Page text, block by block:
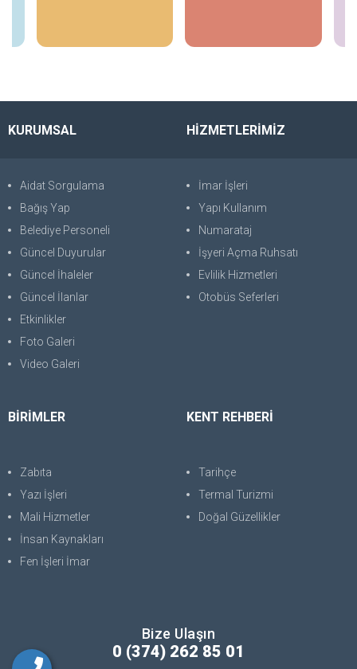
KURUMSAL
Aidat Sorgulama
Bağış Yap
Belediye Personeli
Güncel Duyurular
Güncel İhaleler
Güncel İlanlar
Etkinlikler
Foto Galeri
Video Galeri
HİZMETLERİMİZ
İmar İşleri
Yapı Kullanım
Numarataj
İşyeri Açma Ruhsatı
Evlilik Hizmetleri
Otobüs Seferleri
BİRİMLER
Zabıta
Yazı İşleri
Mali Hizmetler
İnsan Kaynakları
Fen İşleri İmar
KENT REHBERİ
Tarihçe
Termal Turizmi
Doğal Güzellikler
Bize Ulaşın
0 (374) 262 85 01